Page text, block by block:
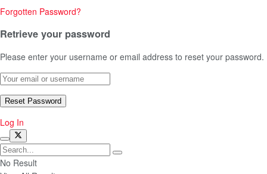
Forgotten Password?
Retrieve your password
Please enter your username or email address to reset your password.
Log In
No Result